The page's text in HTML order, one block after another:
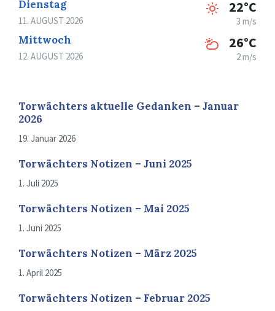
Dienstag
11. AUGUST 2026
22°C
3 m/s
Mittwoch
12. AUGUST 2026
26°C
2 m/s
Torwächters aktuelle Gedanken – Januar
2026
19. Januar 2026
Torwächters Notizen – Juni 2025
1. Juli 2025
Torwächters Notizen – Mai 2025
1. Juni 2025
Torwächters Notizen – März 2025
1. April 2025
Torwächters Notizen – Februar 2025